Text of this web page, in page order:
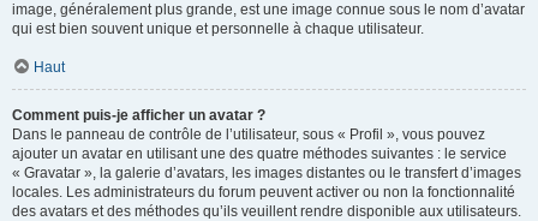
image, généralement plus grande, est une image connue sous le nom d’avatar
qui est bien souvent unique et personnelle à chaque utilisateur.
Haut
Comment puis-je afficher un avatar ?
Dans le panneau de contrôle de l’utilisateur, sous « Profil », vous pouvez
ajouter un avatar en utilisant une des quatre méthodes suivantes : le service
« Gravatar », la galerie d’avatars, les images distantes ou le transfert d’images
locales. Les administrateurs du forum peuvent activer ou non la fonctionnalité
des avatars et des méthodes qu’ils veuillent rendre disponible aux utilisateurs.